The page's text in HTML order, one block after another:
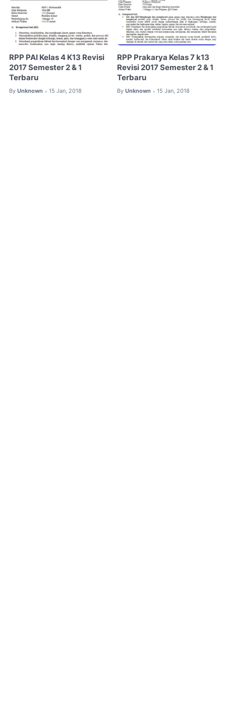
RPP PAI Kelas 4 K13 Revisi
2017 Semester 2 & 1
Terbaru
By Unknown • 15 Jan, 2018
RPP Prakarya Kelas 7 k13
Revisi 2017 Semester 2 & 1
Terbaru
By Unknown • 15 Jan, 2018